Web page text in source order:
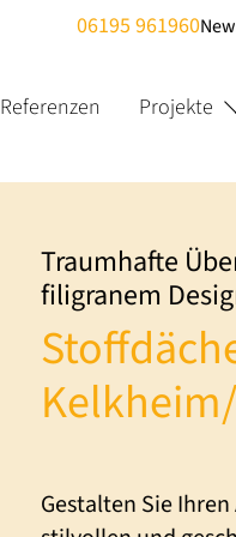
06195 961960
Referenzen Projekte
Traumhafte
filigranem
Gestalten Sie